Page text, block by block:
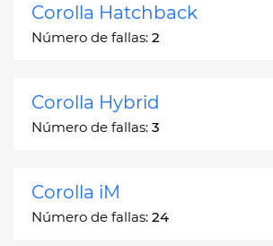
Corolla Hatchback
Número de fallas: 2
Corolla Hybrid
Número de fallas: 3
Corolla iM
Número de fallas: 24